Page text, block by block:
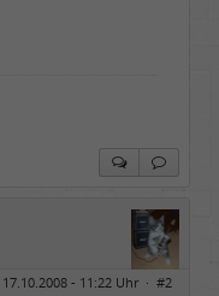
17.10.2008 - 11:22 Uhr · #2